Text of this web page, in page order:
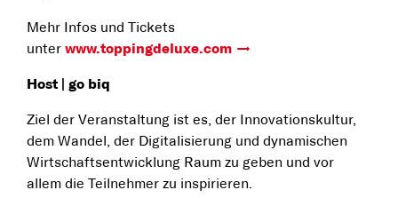
Mehr Infos und Tickets
unter www.toppingdeluxe.com
Host | go biq
Ziel der Veranstaltung ist es, der Innovationskultur,
dem Wandel, der Digitalisierung und dynamischen
Wirtschaftsentwicklung Raum zu geben und vor
allem die Teilnehmer zu inspirieren.